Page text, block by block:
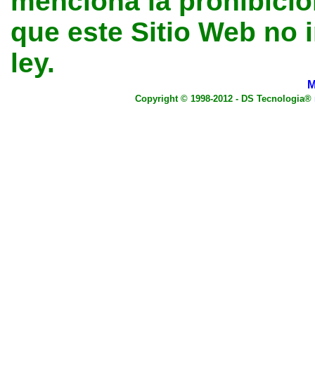
que este Sitio Web no
ley.
Copyright © 1998-2012 - DS Tecnologia®